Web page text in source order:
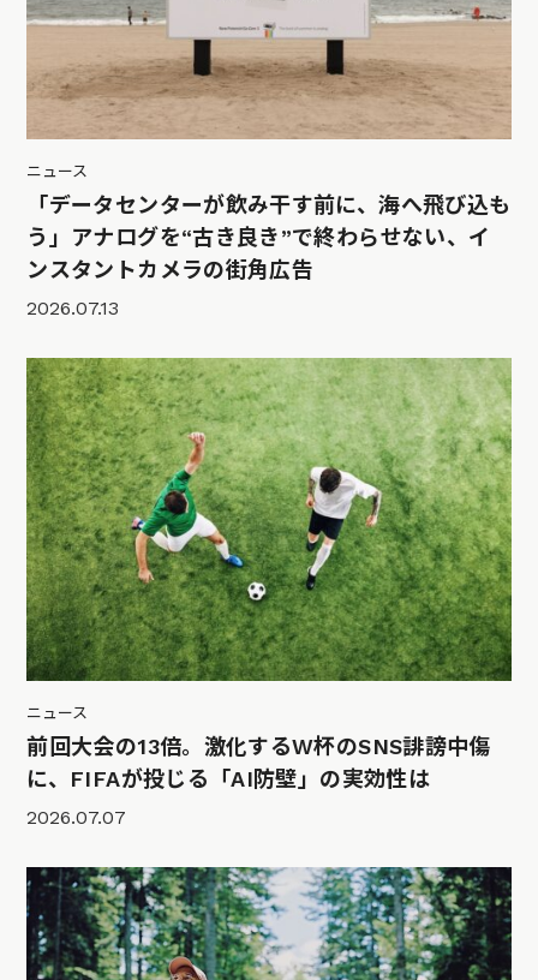
ニュース
「データセンターが飲み干す前に、海へ飛び込も
う」アナログを“古き良き”で終わらせない、イ
ンスタントカメラの街角広告
2026.07.13
ニュース
前回大会の13倍。激化するW杯のSNS誹謗中傷
に、FIFAが投じる「AI防壁」の実効性は
2026.07.07